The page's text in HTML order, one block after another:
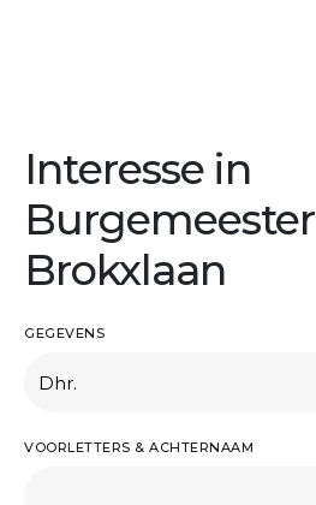
Interesse in
Burgemeester
Brokxlaan
GEGEVENS
VOORLETTERS & ACHTERNAAM